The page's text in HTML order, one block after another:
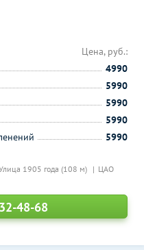
1905 года (108 м) ЦАО
Цена, руб.:
4990
5990
5990
5990
5990
48-68